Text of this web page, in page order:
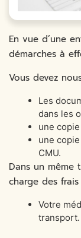
En vue d’une
démarches à
Vous devez
Les
dans les
une
une
CMU.
Dans un même
charge des
Votre
transport.